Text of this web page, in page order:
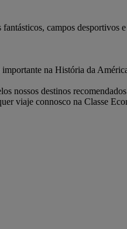
campos
na História da
nossos destinos
viaje connosco na Classe